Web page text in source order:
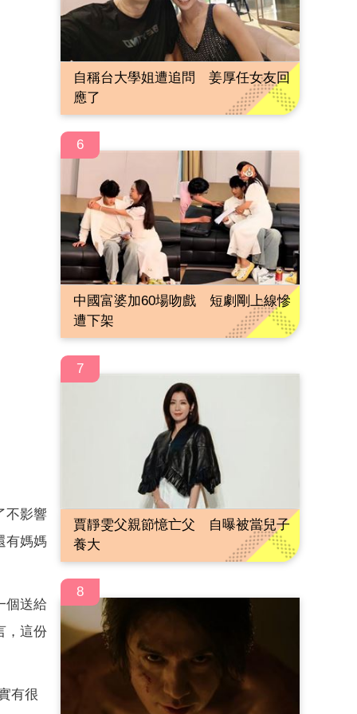
不影響
有媽媽
個送給
，這份
有很
自稱台大學姐遭追問 姜厚任女友回
應了
6
中國富婆加60場吻戲 短劇剛上線慘
遭下架
7
賈靜雯父親節憶亡父 自曝被當兒子
養大
8